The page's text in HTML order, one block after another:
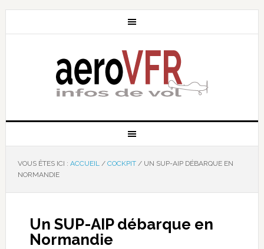
VOUS ÊTES ICI : ACCUEIL / COCKPIT /UN SUP-AIP DÉBARQUE EN
NORMANDIE
Un SUP-AIP débarque en
Normandie